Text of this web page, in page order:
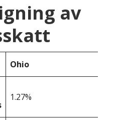
av
Ohio
1.27%